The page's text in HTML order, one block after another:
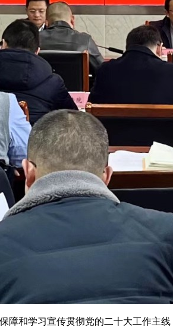
和学习宣传贯彻党的二十大工作主